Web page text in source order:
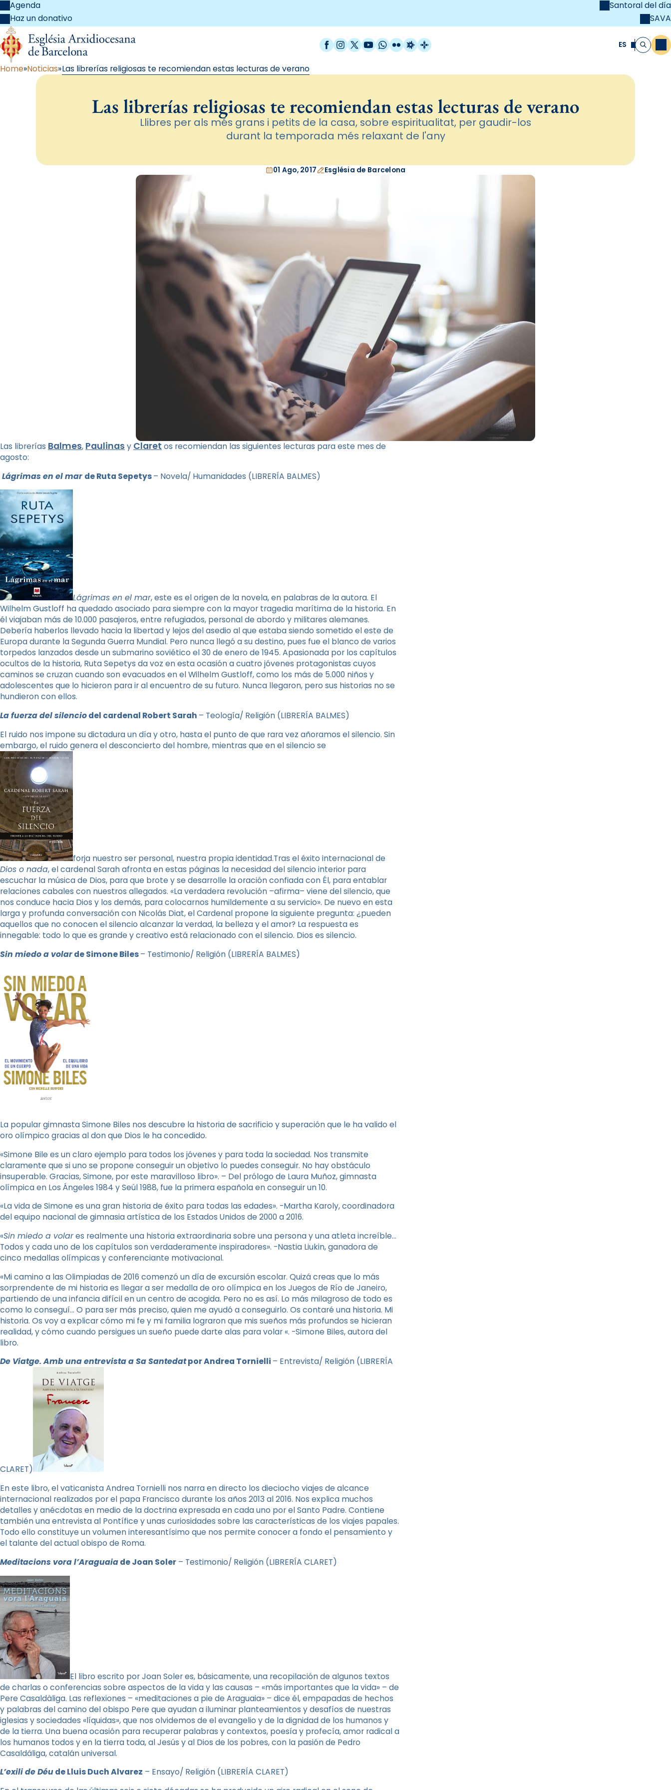
Agenda
Haz un donativo
Santoral del día
SAVA
Facebook
Instagram
X / Twitter
YouTube
WhatsApp
FlickrRadio Estel
Catalunya Cristiana ES Buscar
Home Noticias Las librerías religiosas te recomiendan estas lecturas de verano
Las librerías religiosas te recomiendan estas lecturas de verano
Llibres per als més grans i petits de la casa, sobre espiritualitat, per gaudir-los
durant la temporada més relaxant de l'any
01 Ago, 2017 Església de Barcelona
Las librerías Balmes, Paulinas y Claret os recomiendan las siguientes lecturas para este mes de
agosto:
Lágrimas en el mar de Ruta Sepetys– Novela/ Humanidades (LIBRERÍA BALMES)
Lágrimas en el mar, este es el origen de la novela, en palabras de la autora. El
Wilhelm Gustloff ha quedado asociado para siempre con la mayor tragedia marítima de la historia. En
él viajaban más de 10.000 pasajeros, entre refugiados, personal de abordo y militares alemanes.
Debería haberlos llevado hacia la libertad y lejos del asedio al que estaba siendo sometido el este de
Europa durante la Segunda Guerra Mundial. Pero nunca llegó a su destino, pues fue el blanco de varios
torpedos lanzados desde un submarino soviético el 30 de enero de 1945. Apasionada por los capítulos
ocultos de la historia, Ruta Sepetys da voz en esta ocasión a cuatro jóvenes protagonistas cuyos
caminos se cruzan cuando son evacuados en el Wilhelm Gustloff, como los más de 5.000 niños y
adolescentes que lo hicieron para ir al encuentro de su futuro. Nunca llegaron, pero sus historias no se
hundieron con ellos.
La fuerza delsilenciodel cardenal Robert Sarah – Teología/ Religión (LIBRERÍA BALMES)
El ruido nos impone su dictadura un día y otro, hasta el punto de que rara vez añoramos el silencio. Sin
embargo, el ruido genera el desconcierto del hombre, mientras que en el silencio se
forja nuestro ser personal, nuestra propia identidad.Tras el éxito internacional de
Dios o nada, el cardenal Sarah afronta en estas páginas la necesidad del silencio interior para
escuchar la música de Dios, para que brote y se desarrolle la oración confiada con Él, para entablar
relaciones cabales con nuestros allegados. «La verdadera revolución –afirma– viene del silencio, que
nos conduce hacia Dios y los demás, para colocarnos humildemente a su servicio». De nuevo en esta
larga y profunda conversación con Nicolás Diat, el Cardenal propone la siguiente pregunta: ¿pueden
aquellos que no conocen el silencio alcanzar la verdad, la belleza y el amor? La respuesta es
innegable: todo lo que es grande y creativo está relacionado con el silencio. Dios es silencio.
Sin miedo a volarde Simone Biles– Testimonio/ Religión (LIBRERÍA BALMES)
La popular gimnasta Simone Biles nos descubre la historia de sacrificio y superación que le ha valido el
oro olímpico gracias al don que Dios le ha concedido.
«Simone Bile es un claro ejemplo para todos los jóvenes y para toda la sociedad. Nos transmite
claramente que si uno se propone conseguir un objetivo lo puedes conseguir. No hay obstáculo
insuperable. Gracias, Simone, por este maravilloso libro». – Del prólogo de Laura Muñoz, gimnasta
olímpica en Los Ángeles 1984 y Seúl 1988, fue la primera española en conseguir un 10.
«La vida de Simone es una gran historia de éxito para todas las edades». -Martha Karoly, coordinadora
del equipo nacional de gimnasia artística de los Estados Unidos de 2000 a 2016.
«Sin miedo a volares realmente una historia extraordinaria sobre una persona y una atleta increíble…
Todos y cada uno de los capítulos son verdaderamente inspiradores». -Nastia Liukin, ganadora de
cinco medallas olímpicas y conferenciante motivacional.
«Mi camino a las Olimpiadas de 2016 comenzó un día de excursión escolar. Quizá creas que lo más
sorprendente de mi historia es llegar a ser medalla de oro olímpica en los Juegos de Río de Janeiro,
partiendo de una infancia difícil en un centro de acogida. Pero no es así. Lo más milagroso de todo es
como lo conseguí… O para ser más preciso, quien me ayudó a conseguirlo. Os contaré una historia. Mi
historia. Os voy a explicar cómo mi fe y mi familia lograron que mis sueños más profundos se hicieran
realidad, y cómo cuando persigues un sueño puede darte alas para volar «. -Simone Biles, autora del
libro.
De Viatge. Amb una entrevista a Sa Santedatpor Andrea Tornielli – Entrevista/ Religión (LIBRERÍA
CLARET)
En este libro, el vaticanista Andrea Tornielli nos narra en directo los dieciocho viajes de alcance
internacional realizados por el papa Francisco durante los años 2013 al 2016. Nos explica muchos
detalles y anécdotas en medio de la doctrina expresada en cada uno por el Santo Padre. Contiene
también una entrevista al Pontífice y unas curiosidades sobre las características de los viajes papales.
Todo ello constituye un volumen interesantísimo que nos permite conocer a fondo el pensamiento y
el talante del actual obispo de Roma.
Meditacions vora l’Araguaiade Joan Soler – Testimonio/ Religión (LIBRERÍA CLARET)
El libro escrito por Joan Soler es, básicamente, una recopilación de algunos textos
de charlas o conferencias sobre aspectos de la vida y las causas – «más importantes que la vida» – de
Pere Casaldàliga. Las reflexiones – «meditaciones a pie de Araguaia» – dice él, empapadas de hechos
y palabras del camino del obispo Pere que ayudan a iluminar planteamientos y desafíos de nuestras
iglesias y sociedades «líquidas», que nos olvidemos de el evangelio y de la dignidad de los humanos y
de la tierra. Una buena ocasión para recuperar palabras y contextos, poesía y profecía, amor radical a
los humanos todos y en la tierra toda, al Jesús y al Dios de los pobres, con la pasión de Pedro
Casaldáliga, catalán universal.
L’exili de Déude Lluis Duch Alvarez – Ensayo/ Religión (LIBRERÍA CLARET)